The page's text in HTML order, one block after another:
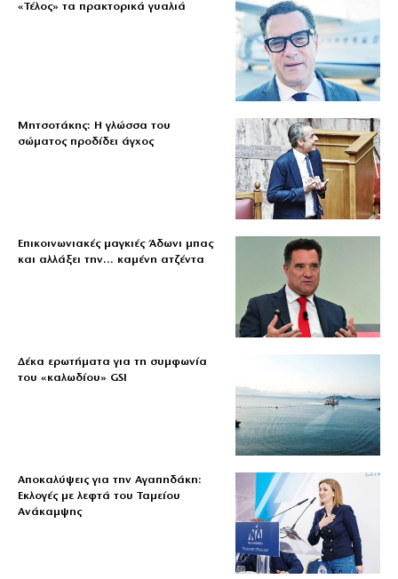
«Τέλος» τα πρακτορικά γυαλιά
Μητσοτάκης: Η γλώσσα του
σώματος προδίδει άγχος
Επικοινωνιακές μαγκιές Άδωνι μπας
και αλλάξει την… καμένη ατζέντα
Δέκα ερωτήματα για τη συμφωνία
του «καλωδίου» GSI
Αποκαλύψεις για την Αγαπηδάκη:
Εκλογές με λεφτά του Ταμείου
Ανάκαμψης